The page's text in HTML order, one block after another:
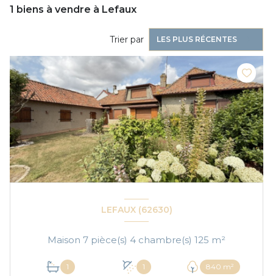
1 biens à vendre à Lefaux
Trier par LES PLUS RÉCENTES
LEFAUX (62630)
Maison 7 pièce(s) 4 chambre(s) 125 m²
1 1 840 m²